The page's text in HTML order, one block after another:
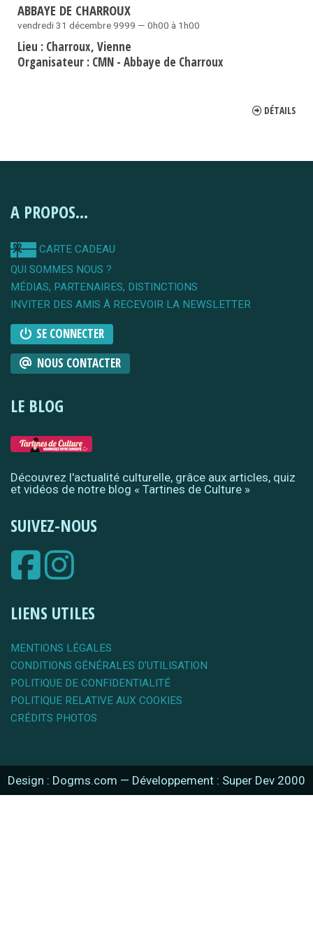
ABBAYE DE CHARROUX
vendredi 31 décembre 9999 — 0h00 à 1h00
Lieu : Charroux Vienne
Organisateur : CMN - Abbaye de Charroux
DÉTAILS
A PROPOS...
CARTE CADEAU
QUI SOMMES NOUS ?
MÉDIAS, PARTENAIRES, DISTINCTIONS
INVITER DES AMIS À RECEVOIR LA NEWSLETTER
SE CONNECTER
NOUS CONTACTER
LE BLOG
Découvrez l'actualité culturelle, grâce aux articles, quiz
et vidéos de notre blog « Tartines de Culture »
SUIVEZ-NOUS
LIENS UTILES
MENTIONS LÉGALES
CONDITIONS GÉNÉRALES D'UTILISATION
POLITIQUE DE CONFIDENTIALITÉ
POLITIQUE RELATIVE AUX COOKIES
CRÉDITS PHOTOS
Design : Dogms.com — Développement : Super Dev 2000